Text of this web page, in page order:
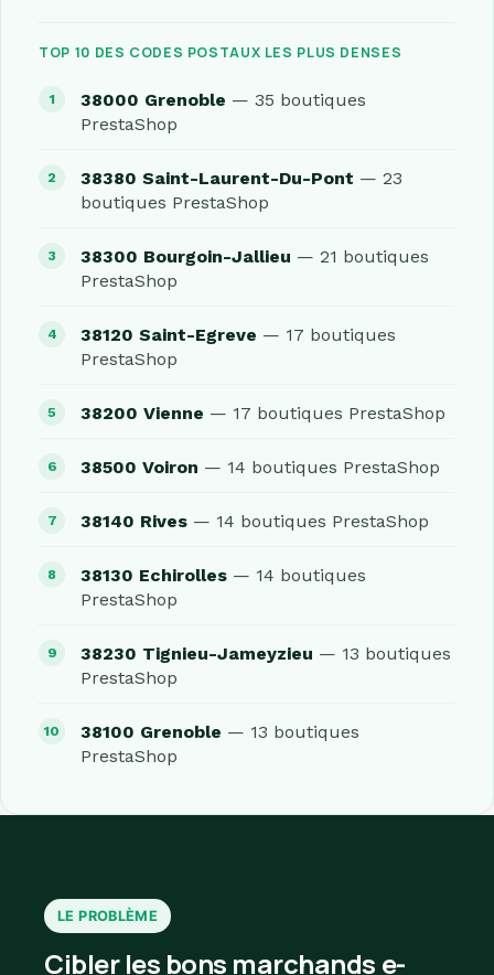
TOP 10 DES CODES POSTAUX LES PLUS DENSES
38000 Grenoble — 35 boutiques
PrestaShop
38380 Saint-Laurent-Du-Pont — 23
boutiques PrestaShop
38300 Bourgoin-Jallieu — 21 boutiques
PrestaShop
38120 Saint-Egreve — 17 boutiques
PrestaShop
38200 Vienne — 17 boutiques PrestaShop
38500 Voiron — 14 boutiques PrestaShop
38140 Rives — 14 boutiques PrestaShop
38130 Echirolles — 14 boutiques
PrestaShop
38230 Tignieu-Jameyzieu — 13 boutiques
PrestaShop
38100 Grenoble — 13 boutiques
PrestaShop
LE PROBLÈME
Cibler les bons marchands e-